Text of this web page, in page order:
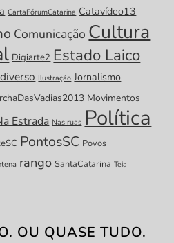
CartaFórumCatarina Catavídeo13
Comunicação Cultura
Digiarte2 Estado Laico
Ilustração Jornalismo
Movimentos
Estrada Nas ruas Política
PontosSC Povos
rango SantaCatarina Teia
OU QUASE TUDO.